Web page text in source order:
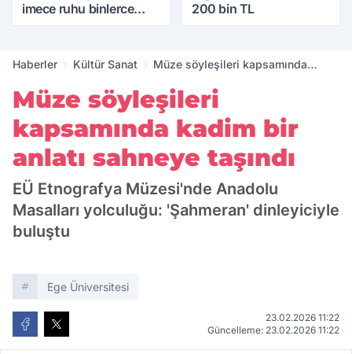
imece ruhu binlerce
200 bin TL
Haberler Kültür Sanat
Müze söyleşileri kapsamında
Müze söyleşileri
kapsamında kadim bir
anlatı sahneye taşındı
EÜ Etnografya Müzesi'nde Anadolu
Masalları yolculuğu: 'Şahmeran' dinleyiciyle
buluştu
Ege Üniversitesi
23.02.2026 11:22
Güncelleme: 23.02.2026 11:22